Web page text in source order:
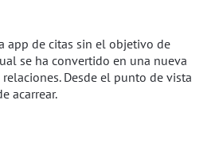
app de citas sin el objetivo de
se ha convertido en una nueva
Desde el punto de vista
acarrear.